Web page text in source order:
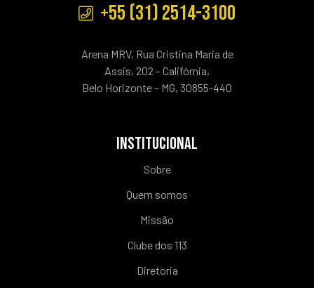
+55 (31) 2514-3100
Arena MRV, Rua Cristina Maria de
Assis, 202 – Califórnia,
Belo Horizonte – MG, 30855-440
INSTITUCIONAL
Sobre
Quem somos
Missão
Clube dos 113
Diretoria